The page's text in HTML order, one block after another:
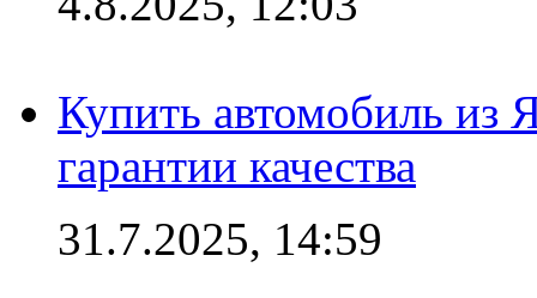
Купить автомобиль из
гарантии качества
31.7.2025, 14:59